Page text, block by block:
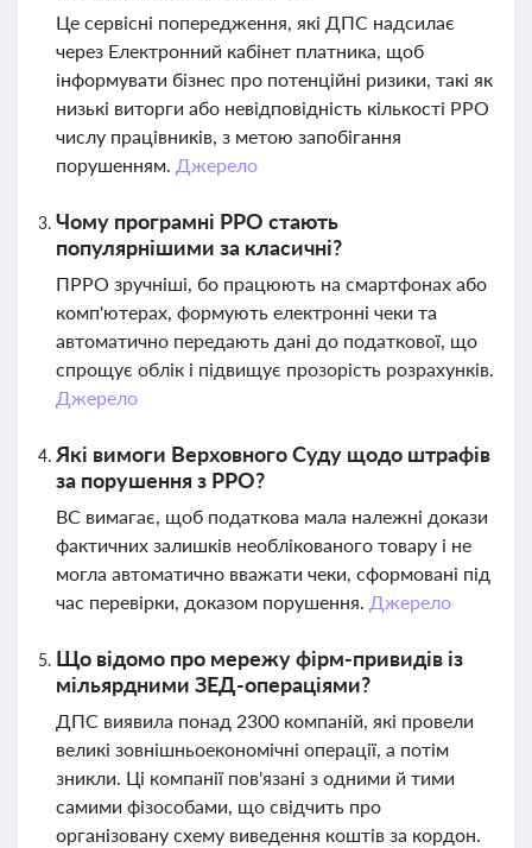
Це сервісні попередження, які ДПС надсилає
через Електронний кабінет платника, щоб
інформувати бізнес про потенційні ризики, такі як
низькі виторги або невідповідність кількості РРО
числу працівників, з метою запобігання
порушенням. Джерело
Чому програмні РРО стають
популярнішими за класичні?
ПРРО зручніші, бо працюють на смартфонах або
комп'ютерах, формують електронні чеки та
автоматично передають дані до податкової, що
спрощує облік і підвищує прозорість розрахунків.
Джерело
Які вимоги Верховного Суду щодо штрафів
за порушення з РРО?
ВС вимагає, щоб податкова мала належні докази
фактичних залишків необлікованого товару і не
могла автоматично вважати чеки, сформовані під
час перевірки, доказом порушення. Джерело
Що відомо про мережу фірм-привидів із
мільярдними ЗЕД-операціями?
ДПС виявила понад 2300 компаній, які провели
великі зовнішньоекономічні операції, а потім
зникли. Ці компанії пов'язані з одними й тими
самими фізособами, що свідчить про
організовану схему виведення коштів за кордон.